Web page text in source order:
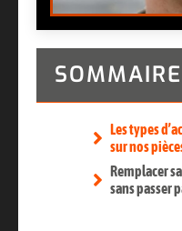
SOMMAIRE
Les types
sur nos
Remplacer
sans passer